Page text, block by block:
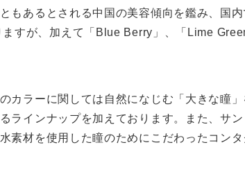
もあるとされる中国の美容傾向を鑑み、国
すが、加えて「Blue Berry」、「Lime
カラーに関しては自然になじむ「大きな瞳
ラインナップを加えております。また、サ
素材を使用した瞳のためにこだわったコン